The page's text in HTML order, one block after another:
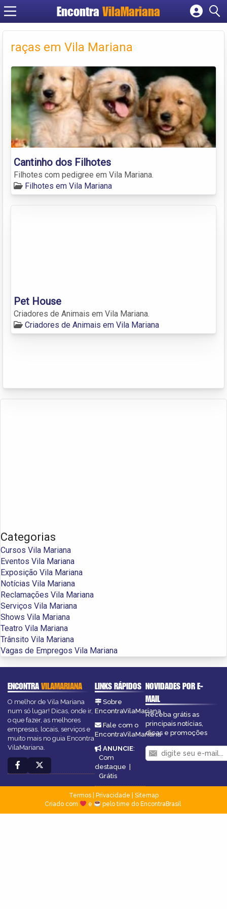
EncontraVilaMariana
Cadastrar empresa
Criar conta
raças em Vila Mariana
Cantinho dos Filhotes
Filhotes com pedigree em Vila Mariana.
Filhotes em Vila Mariana
Pet House
Criadores de Animais em Vila Mariana.
Criadores de Animais em Vila Mariana
Categorias
Cursos Vila Mariana
Eventos Vila Mariana
Exposição Vila Mariana
Notícias Vila Mariana
Reclamações Vila Mariana
Serviços Vila Mariana
Shows Vila Mariana
Teatro Vila Mariana
Trânsito Vila Mariana
Vagas de Empregos Vila Mariana
ENCONTRAVILAMARIANA
O melhor de Vila Mariana
num só lugar! Dicas, onde ir,
o que fazer, as melhores
empresas, locais, serviços e
muito mais no guia Encontra
VilaMariana.
LINKS RÁPIDOS
Sobre
EncontraVilaMariana
Fale com o
EncontraVilaMariana
ANUNCIE:
Com
destaque |
Grátis
NOVIDADES POR E-
MAIL
Receba grátis as
principais notícias,
dicas e promoções
Termos| Privacidade
Sitemap
Criado com
e pelo time do EncontraBrasil